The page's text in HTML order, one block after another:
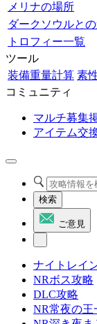
メリナの場所
ダークソウルと
トロフィー一覧
ツール
装備重量計算 素
コミュニティ
マルチ募集
アイテム交
検索
ご意見
ナイトレイ
NRボス攻略
DLC攻略
NR常夜の王